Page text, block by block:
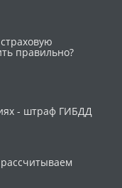
правильно?
- штраф ГИБДД